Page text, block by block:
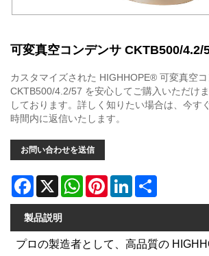
可変真空コンデンサ CKTB500/4.2/
カスタマイズされた HIGHHOPE® 可変真空
CKTB500/4.2/57 を安心してご購入いただけ
しております。詳しく知りたい場合は、今す
時間内に返信いたします。
お問い合わせを送信
Facebook
X WhatsAppPinterestLinkedIn
製品説明
プロの製造者として、高品質の